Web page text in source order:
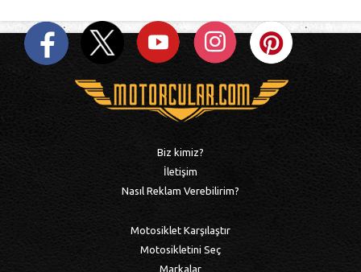
Biz kimiz?
İletişim
Nasıl Reklam Verebilirim?
Motosiklet Karşılaştır
Motosikletini Seç
Markalar